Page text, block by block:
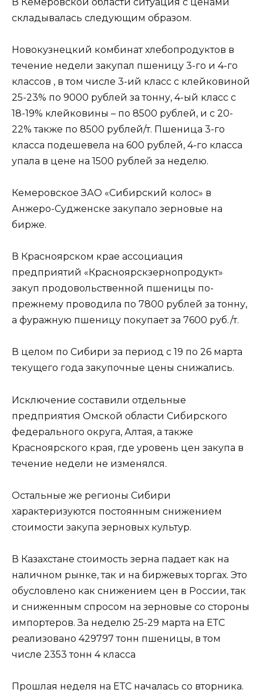
складывалась следующим образом.
Новокузнецкий комбинат хлебопродуктов в
течение недели закупал пшеницу 3-го и 4-го
классов , в том числе 3-ий класс с клейковиной
25-23% по 9000 рублей за тонну, 4-ый класс с
18-19% клейковины – по 8500 рублей, и с 20-
22% также по 8500 рублей/т. Пшеница 3-го
класса подешевела на 600 рублей, 4-го класса
упала в цене на 1500 рублей за неделю.
Кемеровское ЗАО «Сибирский колос» в
Анжеро-Судженске закупало зерновые на
бирже.
В Красноярском крае ассоциация
предприятий «Красноярскзернопродукт»
закуп продовольственной пшеницы по-
прежнему проводила по 7800 рублей за тонну,
а фуражную пшеницу покупает за 7600 руб./т.
В целом по Сибири за период с 19 по 26 марта
текущего года закупочные цены снижались.
Исключение составили отдельные
предприятия Омской области Сибирского
федерального округа, Алтая, а также
Красноярского края, где уровень цен закупа в
течение недели не изменялся.
Остальные же регионы Сибири
характеризуются постоянным снижением
стоимости закупа зерновых культур.
В Казахстане стоимость зерна падает как на
наличном рынке, так и на биржевых торгах. Это
обусловлено как снижением цен в России, так
и сниженным спросом на зерновые со стороны
импортеров. За неделю 25-29 марта на ЕТС
реализовано 429797 тонн пшеницы, в том
числе 2353 тонн 4 класса
Прошлая неделя на ЕТС началась со вторника.